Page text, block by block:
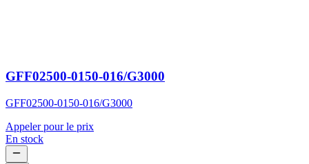
GFF02500-0150-016/G3000
GFF02500-0150-016/G3000
Appeler pour le prix
En stock